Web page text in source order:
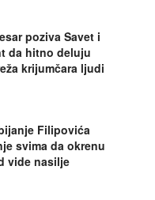
poziva Savet i
da hitno deluju
krijumčara ljudi
Filipovića
svima da okrenu
vide nasilje